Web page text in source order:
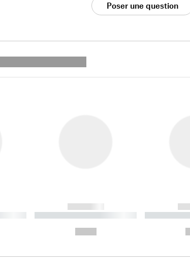
Poser une question
------------
----------- ----------- ----------
-----------